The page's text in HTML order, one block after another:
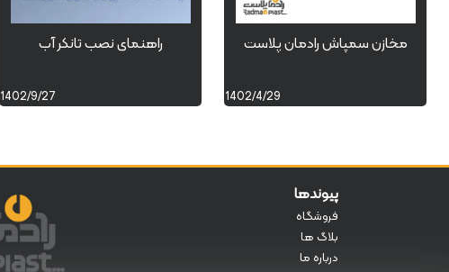
مخازن سمپاش رادمان پلاست
1402/4/29
راهنمای نصب تانکر آب
1402/9/27
پیوندها
فروشگاه
بلاگ ها
درباره ما